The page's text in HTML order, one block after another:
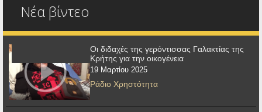
Νέα βίντεο
Οι διδαχές της γερόντισσας Γαλακτίας της
Κρήτης για την οικογένεια
19 Μαρτίου 2025
Ράδιο Χρηστότητα